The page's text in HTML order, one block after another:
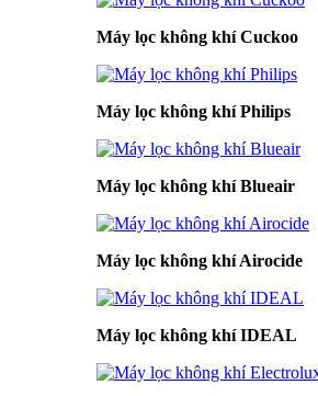
Máy lọc không khí Cuckoo
Máy lọc không khí Philips
Máy lọc không khí Blueair
Máy lọc không khí Airocide
Máy lọc không khí IDEAL